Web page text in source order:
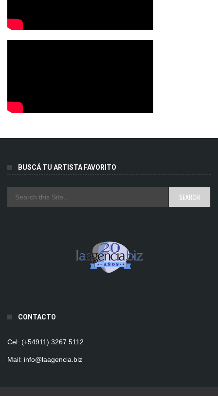
BUSCÁ TU ARTISTA FAVORITO
CONTACTO
Cel: (+54911) 3267 5112
Mail: info@laagencia.biz